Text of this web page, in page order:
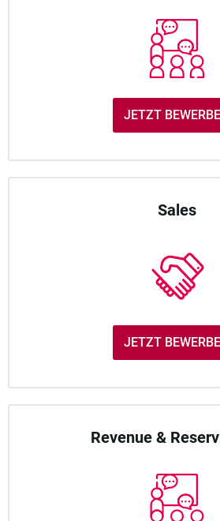
JETZT
Sales
JETZT
Revenue &